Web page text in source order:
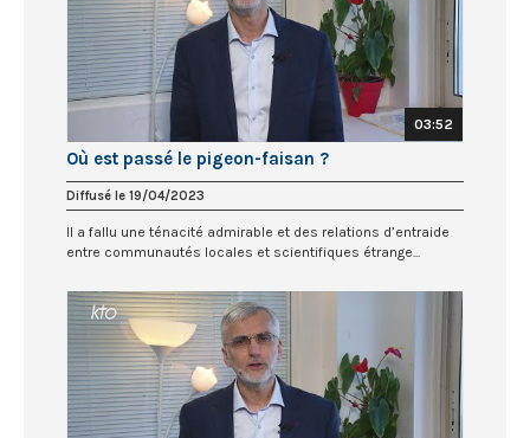
03:52
Où est passé le pigeon-faisan ?
Diffusé le 19/04/2023
Il a fallu une ténacité admirable et des relations d’entraide
entre communautés locales et scientifiques étrange...